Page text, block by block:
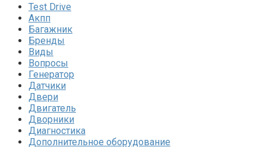
Test Drive
Акпп
Багажник
Бренды
Виды
Вопросы
Генератор
Датчики
Двери
Двигатель
Дворники
Диагностика
Дополнительное оборудование